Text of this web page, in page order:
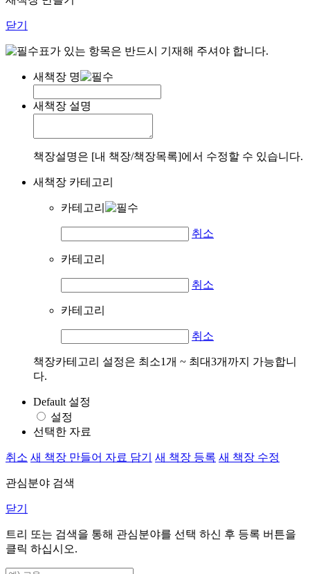
닫기
표가 있는 항목은 반드시 기재해 주셔야 합니다.
새책장 명
새책장 설명
책장설명은 [내 책장/책장목록]에서 수정할 수 있습니다.
새책장 카테고리
카테고리
취소
카테고리
취소
카테고리
취소
책장카테고리 설정은 최소1개 ~ 최대3개까지 가능합니
다.
Default 설정
설정
선택한 자료
취소 새 책장 만들어 자료 담기 새 책장 등록 새 책장 수정
관심분야 검색
닫기
트리 또는 검색을 통해 관심분야를 선택 하신 후 등록 버튼을
클릭 하십시오.